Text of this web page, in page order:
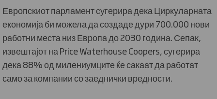
Европскиот парламент сугерира дека Циркуларната
економија би можела да создаде дури 700.000 нови
работни места низ Европа до 2030 година. Сепак,
извештајот на Price Waterhouse Coopers, сугерира
дека 88% од милениумците ќе сакаат да работат
само за компании со заеднички вредности.